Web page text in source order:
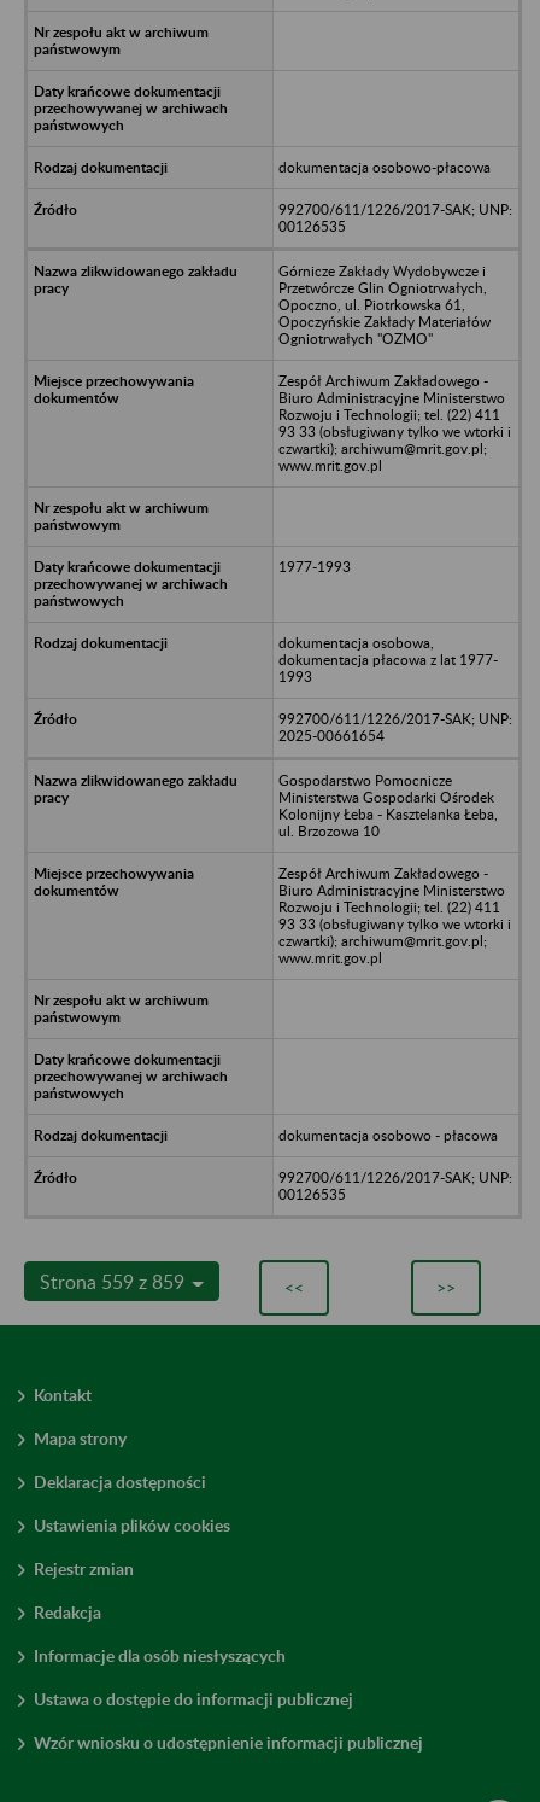
dokumentacja osobowo-płacowa
992700/611/1226/2017-SAK; UNP:
00126535
Górnicze Zakłady Wydobywcze i
Przetwórcze Glin Ogniotrwałych,
Opoczno, ul. Piotrkowska 61,
Opoczyńskie Zakłady Materiałów
Ogniotrwałych "OZMO"
Zespół Archiwum Zakładowego -
Biuro Administracyjne Ministerstwo
Rozwoju i Technologii; tel. (22) 411
93 33 (obsługiwany tylko we wtorki i
czwartki); archiwum@mrit.gov.pl;
www.mrit.gov.pl
1977-1993
dokumentacja osobowa,
dokumentacja płacowa z lat 1977-
1993
992700/611/1226/2017-SAK; UNP:
2025-00661654
Gospodarstwo Pomocnicze
Ministerstwa Gospodarki Ośrodek
Kolonijny Łeba - Kasztelanka Łeba,
ul. Brzozowa 10
Zespół Archiwum Zakładowego -
Biuro Administracyjne Ministerstwo
Rozwoju i Technologii; tel. (22) 411
93 33 (obsługiwany tylko we wtorki i
czwartki); archiwum@mrit.gov.pl;
www.mrit.gov.pl
dokumentacja osobowo - płacowa
992700/611/1226/2017-SAK; UNP:
00126535
Strona 559 z 859 << >>
Kontakt
Mapa strony
Deklaracja dostępności
Ustawienia plików cookies
Rejestr zmian
Redakcja
Informacje dla osób niesłyszących
Ustawa o dostępie do informacji publicznej
Wzór wniosku o udostępnienie informacji publicznej